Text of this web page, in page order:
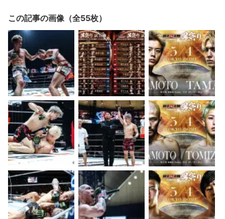
この記事の画像（全55枚）